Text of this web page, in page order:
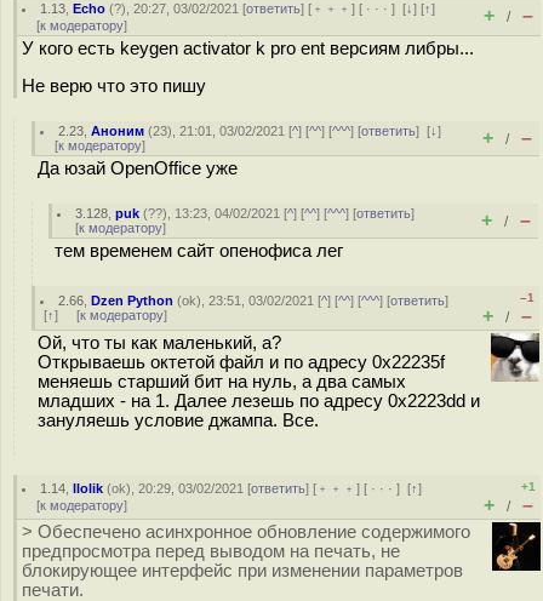
1.13 ,Echo (?), 20:27, 03/02/2021 [ответить] [ ﹢﹢﹢] [ · · ·][↓] [↑]
[к модератору] + / –
У кого есть keygen activator k pro ent версиям либры...
Не верю что это пишу
2.23 ,Аноним (23), 21:01, 03/02/2021 [^] [^^] [^^^] [ответить][↓]
[к модератору] + / –
Да юзай OpenOffice уже
3.128 ,puk (??), 13:23, 04/02/2021 [^] [^^] [^^^] [ответить]
[к модератору] + / –
тем временем сайт опенофиса лег
2.66 ,Dzen Python (ok), 23:51, 03/02/2021 [^] [^^] [^^^] [ответить]
[↑] [к модератору]
–1
+ / –
Ой, что ты как маленький, а?
Открываешь октетой файл и по адресу 0x22235f
меняешь старший бит на нуль, а два самых
младших - на 1. Далее лезешь по адресу 0x2223dd и
зануляешь условие джампа. Все.
1.14 ,llolik (ok), 20:29, 03/02/2021 [ответить] [ ﹢﹢﹢] [ · · ·][↑]
[к модератору]
+1
+ / –
> Обеспечено асинхронное обновление содержимого
предпросмотра перед выводом на печать, не
блокирующее интерфейс при изменении параметров
печати.